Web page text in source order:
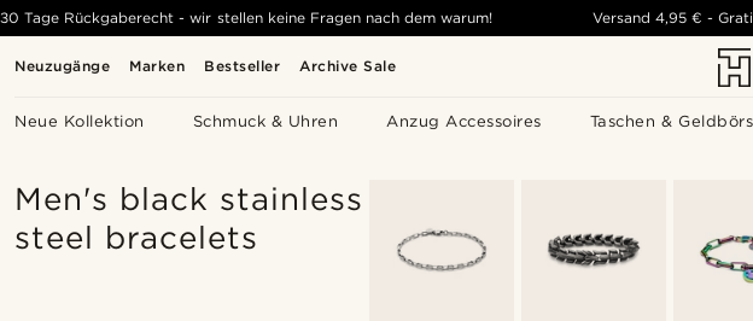
Neuzugänge Marken Bestseller Archive Sale
Neue Kollektion Schmuck & Uhren Anzug Accessoires Taschen &
30 Tage Rückgaberecht - wir stellen keine Fragen nach dem warum! Versand 4,95 € -
Men's black stainless
steel bracelets